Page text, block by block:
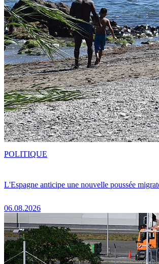
L'Espagne anticipe une nouvelle poussée
06.08.2026
POLITIQUE